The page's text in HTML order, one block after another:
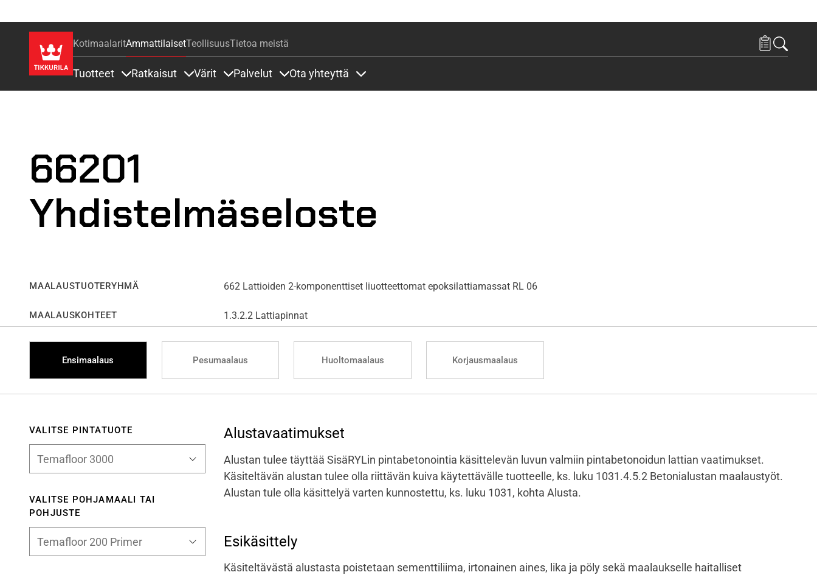
KotimaalaritAmmattilaisetTeollisuusTietoa meistä
Tuotteet Ratkaisut Värit Palvelut Ota yhteyttä
66201
Yhdistelmäseloste
MAALAUSTUOTERYHMÄ 662 Lattioiden 2-komponenttiset liuotteettomat epoksilattiamassat RL 06
MAALAUSKOHTEET 1.3.2.2 Lattiapinnat
Ensimaalaus Pesumaalaus Huoltomaalaus Korjausmaalaus
VALITSE PINTATUOTE
VALITSE POHJAMAALI TAI
POHJUSTE
Alustavaatimukset
Alustan tulee täyttää SisäRYLin pintabetonointia käsittelevän luvun valmiin pintabetonoidun lattian vaatimukset.
Käsiteltävän alustan tulee olla riittävän kuiva käytettävälle tuotteelle, ks. luku 1031.4.5.2 Betonialustan maalaustyöt.
Alustan tule olla käsittelyä varten kunnostettu, ks. luku 1031, kohta Alusta.
Esikäsittely
Käsiteltävästä alustasta poistetaan sementtiliima, irtonainen aines, lika ja pöly sekä maalaukselle haitalliset